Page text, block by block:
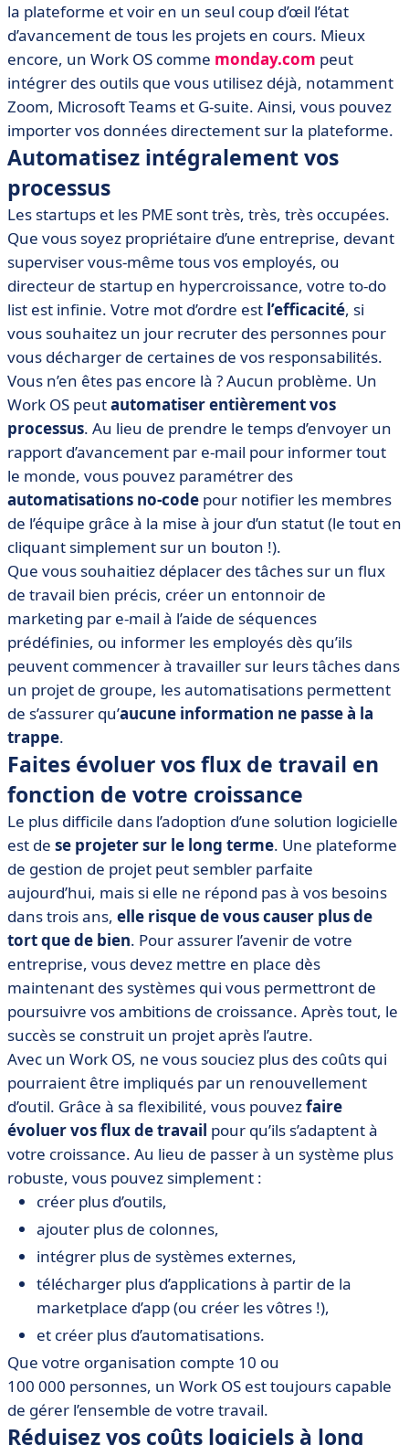
la plateforme et voir en un seul coup d’œil l’état
d’avancement de tous les projets en cours. Mieux
encore, un Work OS comme monday.com peut
intégrer des outils que vous utilisez déjà, notamment
Zoom, Microsoft Teams et G-suite. Ainsi, vous pouvez
importer vos données directement sur la plateforme.
Automatisez intégralement vos
processus
Les startups et les PME sont très, très, très occupées.
Que vous soyez propriétaire d’une entreprise, devant
superviser vous-même tous vos employés, ou
directeur de startup en hypercroissance, votre to-do
list est infinie. Votre mot d’ordre est l’efficacité, si
vous souhaitez un jour recruter des personnes pour
vous décharger de certaines de vos responsabilités.
Vous n’en êtes pas encore là ? Aucun problème. Un
Work OS peutautomatiser entièrement vos
processus. Au lieu de prendre le temps d’envoyer un
rapport d’avancement par e-mail pour informer tout
le monde, vous pouvez paramétrer des
automatisations no-code pour notifier les membres
de l’équipe grâce à la mise à jour d’un statut (le tout en
cliquant simplement sur un bouton !).
Que vous souhaitiez déplacer des tâches sur un flux
de travail bien précis, créer un entonnoir de
marketing par e-mail à l’aide de séquences
prédéfinies, ou informer les employés dès qu’ils
peuvent commencer à travailler sur leurs tâches dans
un projet de groupe, les automatisations permettent
de s’assurer qu’aucune information ne passe à la
trappe.
Faites évoluer vos flux de travail en
fonction de votre croissance
Le plus difficile dans l’adoption d’une solution logicielle
est de se projeter sur le long terme. Une plateforme
de gestion de projet peut sembler parfaite
aujourd’hui, mais si elle ne répond pas à vos besoins
dans trois ans, elle risque de vous causer plus de
tort que de bien. Pour assurer l’avenir de votre
entreprise, vous devez mettre en place dès
maintenant des systèmes qui vous permettront de
poursuivre vos ambitions de croissance. Après tout, le
succès se construit un projet après l’autre.
Avec un Work OS, ne vous souciez plus des coûts qui
pourraient être impliqués par un renouvellement
d’outil. Grâce à sa flexibilité, vous pouvezfaire
évoluer vos flux de travail pour qu’ils s’adaptent à
votre croissance. Au lieu de passer à un système plus
robuste, vous pouvez simplement :
créer plus d’outils,
ajouter plus de colonnes,
intégrer plus de systèmes externes,
télécharger plus d’applications à partir de la
marketplace d’app (ou créer les vôtres !),
et créer plus d’automatisations.
Que votre organisation compte 10 ou
100 000 personnes, un Work OS est toujours capable
de gérer l’ensemble de votre travail.
Réduisez vos coûts logiciels à long